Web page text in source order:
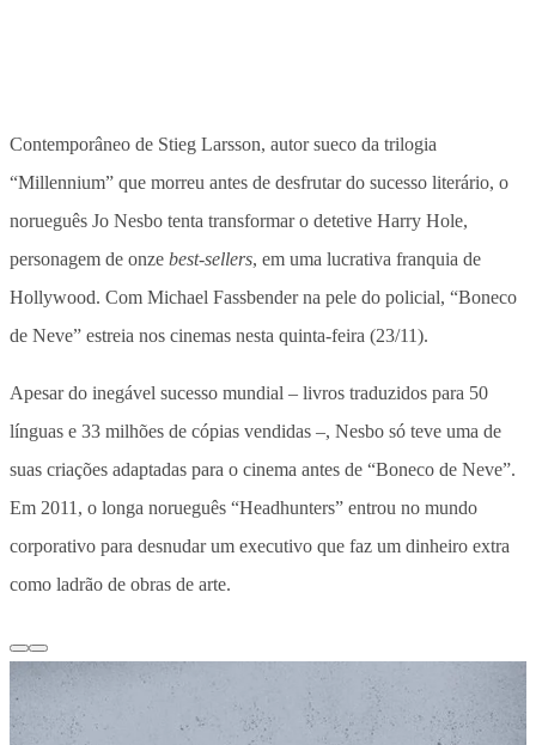
Contemporâneo de Stieg Larsson, autor sueco da trilogia
“Millennium” que morreu antes de desfrutar do sucesso literário, o
norueguês Jo Nesbo tenta transformar o detetive Harry Hole,
personagem de onze best-sellers, em uma lucrativa franquia de
Hollywood. Com Michael Fassbender na pele do policial, “Boneco
de Neve” estreia nos cinemas nesta quinta-feira (23/11).
Apesar do inegável sucesso mundial – livros traduzidos para 50
línguas e 33 milhões de cópias vendidas –, Nesbo só teve uma de
suas criações adaptadas para o cinema antes de “Boneco de Neve”.
Em 2011, o longa norueguês “Headhunters” entrou no mundo
corporativo para desnudar um executivo que faz um dinheiro extra
como ladrão de obras de arte.